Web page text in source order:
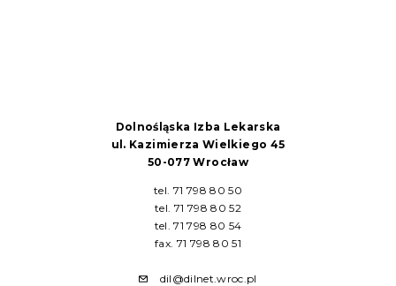
Dolnośląska Izba Lekarska
ul. Kazimierza Wielkiego 45
50-077 Wrocław
tel. 71 798 80 50
tel. 71 798 80 52
tel. 71 798 80 54
fax. 71 798 80 51
dil@dilnet.wroc.pl